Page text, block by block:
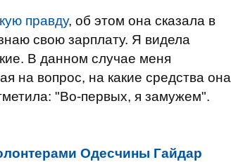
правду, об этом она сказала в
свою зарплату. Я видела
В данном случае меня
на вопрос, на какие средства она
"Во-первых, я замужем".
Одесчины Гайдар